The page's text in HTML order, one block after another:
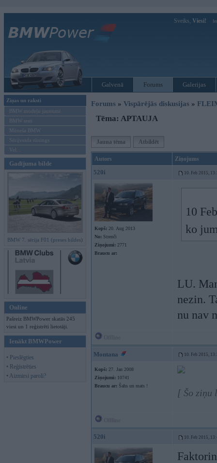
Sveiks, Viesi!
Galvenā Forums Galerijas
Ziņas un raksti
BMW modeļu jaunumi
BMW testi
Mēneša BMW
Sērijveida tūnings
Vel...
Gadījuma bilde
BMW 7. sērija F01 (preses bildes)
Online
Pašreiz BMWPower skatās 245
viesi un 1 reģistrēti lietotāji.
Ienākt BMWPower
• Pieslēgties
• Reģistrēties
• Aizmirsi paroli?
Forums » Vispārējās diskusijas »
Tēma: APTAUJA
Jauna tēma Atbildēt
Autors Ziņojums
520i 10. Feb 2015,
Kopš: 20. Aug 2013
No: Strenči
Ziņojumi: 2771
Braucu ar:
10
ko
LU.
nezin.
nu nav
Montana 10. Feb 2015,
Kopš: 27. Jan 2008
Ziņojumi: 10741
Braucu ar: Šahs un mats !
[ Šo ziņu
520i 10. Feb 2015,